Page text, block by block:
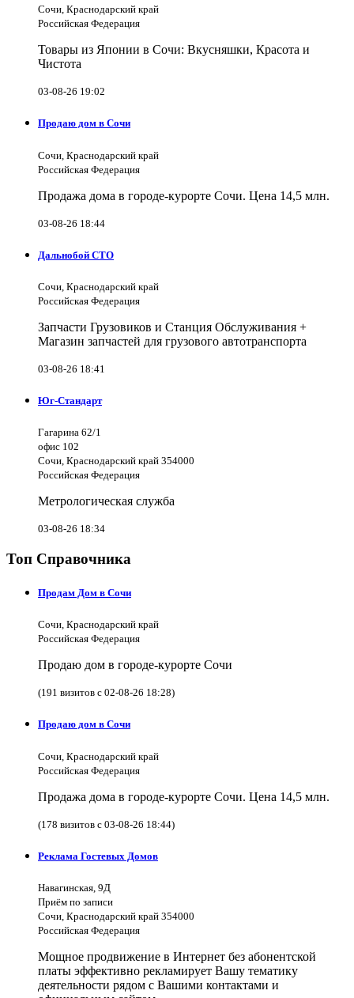
Сочи, Краснодарский край
Российская Федерация
Товары из Японии в Сочи: Вкусняшки, Красота и
Чистота
03-08-26 19:02
Продаю дом в Сочи
Сочи, Краснодарский край
Российская Федерация
Продажа дома в городе-курорте Сочи. Цена 14,5 млн.
03-08-26 18:44
Дальнобой СТО
Сочи, Краснодарский край
Российская Федерация
Запчасти Грузовиков и Станция Обслуживания +
Магазин запчастей для грузового автотранспорта
03-08-26 18:41
Юг-Стандарт
Гагарина 62/1
офис 102
Сочи, Краснодарский край 354000
Российская Федерация
Метрологическая служба
03-08-26 18:34
Топ Справочника
Продам Дом в Сочи
Сочи, Краснодарский край
Российская Федерация
Продаю дом в городе-курорте Сочи
(191 визитов с 02-08-26 18:28)
Продаю дом в Сочи
Сочи, Краснодарский край
Российская Федерация
Продажа дома в городе-курорте Сочи. Цена 14,5 млн.
(178 визитов с 03-08-26 18:44)
Реклама Гостевых Домов
Навагинская, 9Д
Приём по записи
Сочи, Краснодарский край 354000
Российская Федерация
Мощное продвижение в Интернет без абонентской
платы эффективно рекламирует Вашу тематику
деятельности рядом с Вашими контактами и